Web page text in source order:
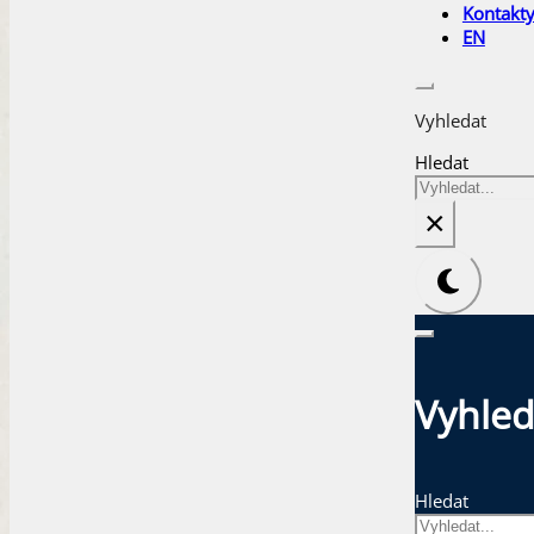
Kontakty
EN
Vyhledat
Hledat
×
Hledat